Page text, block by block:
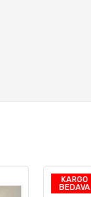
KARGO
BEDAVA